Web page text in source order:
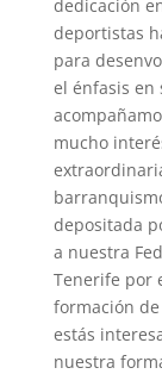
dedicación
deportistas
para
el énfasis en
mucho
depositada
a nuestra
Tenerife por
formación
estás
nuestra